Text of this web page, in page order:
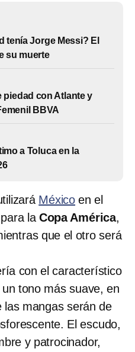
tenía Jorge Messi? El
su muerte
piedad con Atlante y
BBVA
a Toluca en la
México en el
laCopa América,
que el otro será
con el característico
tono más suave, en
las mangas serán de
El escudo,
y patrocinador,